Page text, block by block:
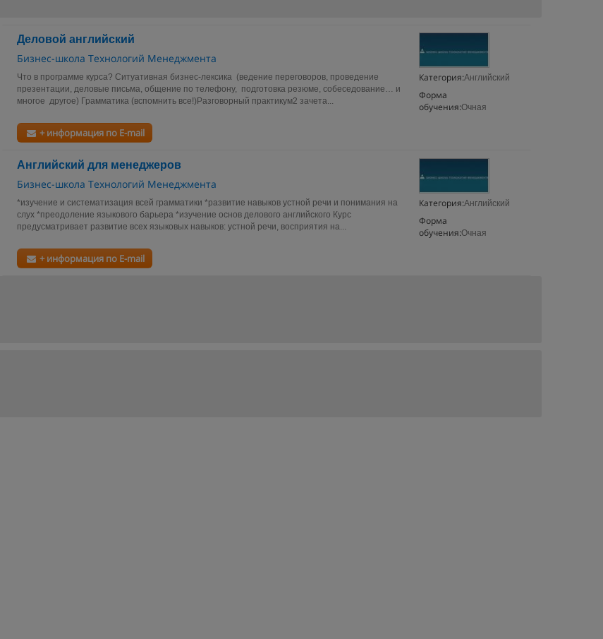
Деловой английский
Бизнес-школа Технологий Менеджмента
Категория:Английский
Форма
обучения:Очная
Что в программе курса? Ситуативная бизнес-лексика (ведение переговоров, проведение
презентации, деловые письма, общение по телефону, подготовка резюме, собеседование… и
многое другое) Грамматика (вспомнить все!)Разговорный практикум2 зачета...
+ информация по E-mail
Английский для менеджеров
Бизнес-школа Технологий Менеджмента
Категория:Английский
Форма
обучения:Очная
*изучение и систематизация всей грамматики *развитие навыков устной речи и понимания на
слух *преодоление языкового барьера *изучение основ делового английского Курс
предусматривает развитие всех языковых навыков: устной речи, восприятия на...
+ информация по E-mail